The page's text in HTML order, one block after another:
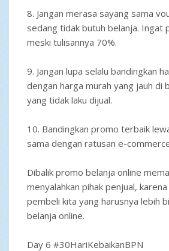
8. Jangan merasa sayang sama
sedang tidak butuh belanja. Ingat
meski tulisannya 70%.
9. Jangan lupa selalu bandingkan
dengan harga murah yang jauh di
yang tidak laku dijual.
10. Bandingkan promo terbaik
sama dengan ratusan e-
Dibalik promo belanja online
menyalahkan pihak penjual,
pembeli kita yang harusnya lebih
belanja online.
Day 6 #30HariKebaikanBPN